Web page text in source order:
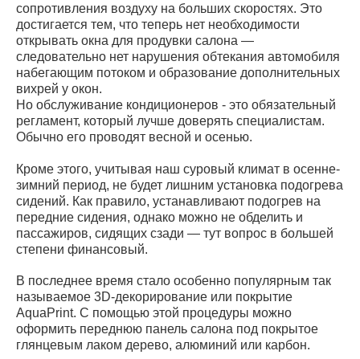
сопротивления воздуху на больших скоростях. Это
достигается тем, что теперь нет необходимости
открывать окна для продувки салона —
следовательно нет нарушения обтекания автомобиля
набегающим потоком и образование дополнительных
вихрей у окон.
Но обслуживание кондиционеров - это обязательный
регламент, который лучше доверять специалистам.
Обычно его проводят весной и осенью.
Кроме этого, учитывая наш суровый климат в осенне-
зимний период, не будет лишним установка подогрева
сидений. Как правило, устанавливают подогрев на
передние сидения, однако можно не обделить и
пассажиров, сидящих сзади — тут вопрос в большей
степени финансовый.
В последнее время стало особенно популярным так
называемое 3D-декорирование или покрытие
AquaPrint. С помощью этой процедуры можно
оформить переднюю панель салона под покрытое
глянцевым лаком дерево, алюминий или карбон.